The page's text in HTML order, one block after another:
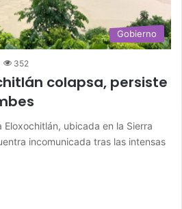
Gobierno
352
colapsa, persiste
ubicada en la Sierra
incomunicada tras las intensas